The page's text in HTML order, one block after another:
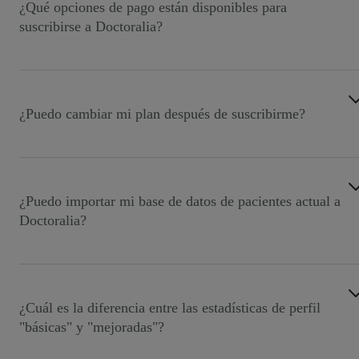
¿Qué opciones de pago están disponibles para
suscribirse a Doctoralia?
anualmente con un descuento de 2 meses. Elige tu opción
al activar la suscripción.
¿Puedo cambiar mi plan después de suscribirme?
solicitarse hasta 30 días antes de la fecha de renovación.
¿Puedo importar mi base de datos de pacientes actual a
Doctoralia?
máximo partido desde el primer día.
¿Cuál es la diferencia entre las estadísticas de perfil
"básicas" y "mejoradas"?